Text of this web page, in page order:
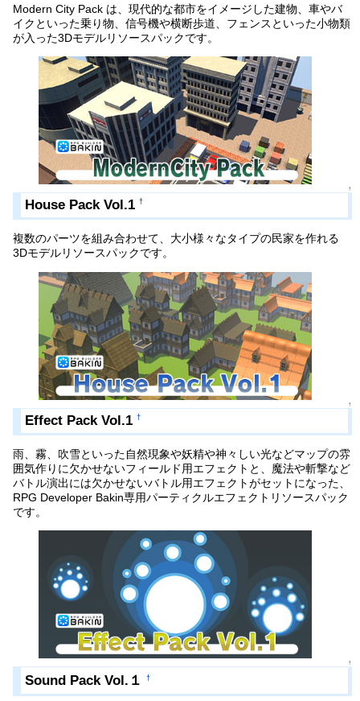
Modern City Pack は、現代的な都市をイメージした建物、車やバ
イクといった乗り物、信号機や横断歩道、フェンスといった小物類
が入った3Dモデルリソースパックです。
↑
House Pack Vol.1 †
複数のパーツを組み合わせて、大小様々なタイプの民家を作れる
3Dモデルリソースパックです。
↑
Effect Pack Vol.1 †
雨、霧、吹雪といった自然現象や妖精や神々しい光などマップの雰
囲気作りに欠かせないフィールド用エフェクトと、魔法や斬撃など
バトル演出には欠かせないバトル用エフェクトがセットになった、
RPG Developer Bakin専用パーティクルエフェクトリソースパック
です。
↑
Sound Pack Vol.１ †